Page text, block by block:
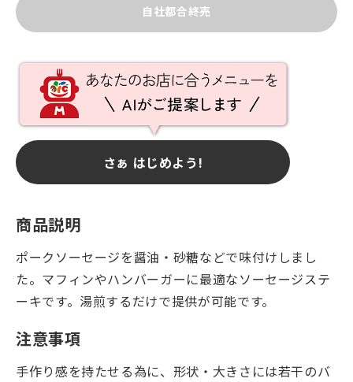
自社都合終売
さぁ はじめよう!
商品説明
ポークソーセージを醤油・砂糖などで味付けしまし
た。マフィンやハンバーガーに最適なソーセージステ
ーキです。湯煎するだけで提供が可能です。
注意事項
手作り感を持たせる為に、形状・大きさには若干のバ